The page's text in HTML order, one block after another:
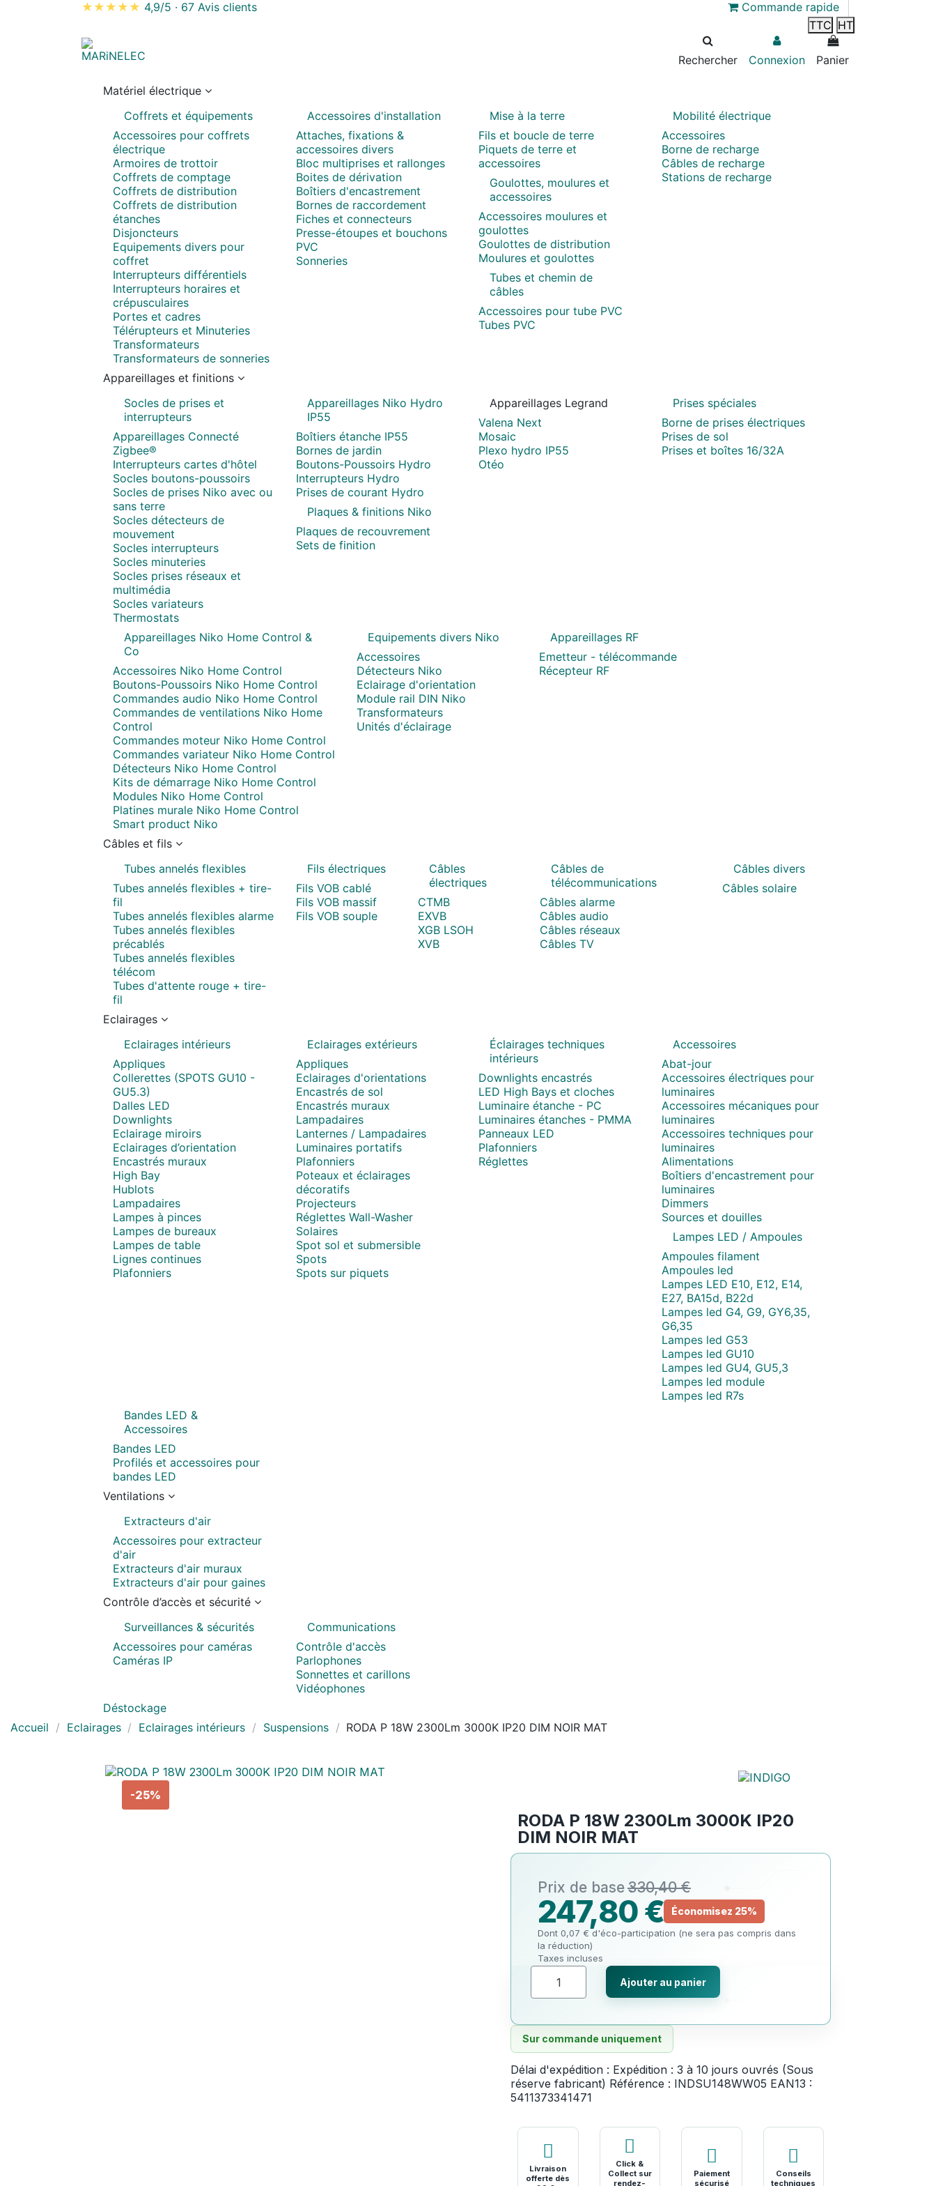
★★★★★ 4,9/5 · 67 Avis clients
Commande rapide
TTC HT
Rechercher Connexion Panier
Matériel électrique
Coffrets et équipements
Accessoires pour coffrets
électrique
Armoires de trottoir
Coffrets de comptage
Coffrets de distribution
Coffrets de distribution
étanches
Disjoncteurs
Equipements divers pour
coffret
Interrupteurs différentiels
Interrupteurs horaires et
crépusculaires
Portes et cadres
Télérupteurs et Minuteries
Transformateurs
Transformateurs de sonneries
Accessoires d'installation
Attaches, fixations &
accessoires divers
Bloc multiprises et rallonges
Boites de dérivation
Boîtiers d'encastrement
Bornes de raccordement
Fiches et connecteurs
Presse-étoupes et bouchons
PVC
Sonneries
Mise à la terre
Fils et boucle de terre
Piquets de terre et
accessoires
Goulottes, moulures et
accessoires
Accessoires moulures et
goulottes
Goulottes de distribution
Moulures et goulottes
Tubes et chemin de
câbles
Accessoires pour tube PVC
Tubes PVC
Mobilité électrique
Accessoires
Borne de recharge
Câbles de recharge
Stations de recharge
Appareillages et finitions
Socles de prises et
interrupteurs
Appareillages Connecté
Zigbee®
Interrupteurs cartes d'hôtel
Socles boutons-poussoirs
Socles de prises Niko avec ou
sans terre
Socles détecteurs de
mouvement
Socles interrupteurs
Socles minuteries
Socles prises réseaux et
multimédia
Socles variateurs
Thermostats
Appareillages Niko Hydro
IP55
Boîtiers étanche IP55
Bornes de jardin
Boutons-Poussoirs Hydro
Interrupteurs Hydro
Prises de courant Hydro
Plaques & finitions Niko
Plaques de recouvrement
Sets de finition
Appareillages Legrand
Valena Next
Mosaic
Plexo hydro IP55
Otéo
Prises spéciales
Borne de prises électriques
Prises de sol
Prises et boîtes 16/32A
Appareillages Niko Home Control &
Co
Accessoires Niko Home Control
Boutons-Poussoirs Niko Home Control
Commandes audio Niko Home Control
Commandes de ventilations Niko Home
Control
Commandes moteur Niko Home Control
Commandes variateur Niko Home Control
Détecteurs Niko Home Control
Kits de démarrage Niko Home Control
Modules Niko Home Control
Platines murale Niko Home Control
Smart product Niko
Equipements divers Niko
Accessoires
Détecteurs Niko
Eclairage d'orientation
Module rail DIN Niko
Transformateurs
Unités d'éclairage
Appareillages RF
Emetteur - télécommande
Récepteur RF
Câbles et fils
Tubes annelés flexibles
Tubes annelés flexibles + tire-
fil
Tubes annelés flexibles alarme
Tubes annelés flexibles
précablés
Tubes annelés flexibles
télécom
Tubes d'attente rouge + tire-
fil
Fils électriques
Fils VOB cablé
Fils VOB massif
Fils VOB souple
Câbles
électriques
CTMB
EXVB
XGB LSOH
XVB
Câbles de
télécommunications
Câbles alarme
Câbles audio
Câbles réseaux
Câbles TV
Câbles divers
Câbles solaire
Eclairages
Eclairages intérieurs
Appliques
Collerettes (SPOTS GU10 -
GU5.3)
Dalles LED
Downlights
Eclairage miroirs
Eclairages d’orientation
Encastrés muraux
High Bay
Hublots
Lampadaires
Lampes à pinces
Lampes de bureaux
Lampes de table
Lignes continues
Plafonniers
Eclairages extérieurs
Appliques
Eclairages d'orientations
Encastrés de sol
Encastrés muraux
Lampadaires
Lanternes / Lampadaires
Luminaires portatifs
Plafonniers
Poteaux et éclairages
décoratifs
Projecteurs
Réglettes Wall-Washer
Solaires
Spot sol et submersible
Spots
Spots sur piquets
Éclairages techniques
intérieurs
Downlights encastrés
LED High Bays et cloches
Luminaire étanche - PC
Luminaires étanches - PMMA
Panneaux LED
Plafonniers
Réglettes
Accessoires
Abat-jour
Accessoires électriques pour
luminaires
Accessoires mécaniques pour
luminaires
Accessoires techniques pour
luminaires
Alimentations
Boîtiers d'encastrement pour
luminaires
Dimmers
Sources et douilles
Lampes LED / Ampoules
Ampoules filament
Ampoules led
Lampes LED E10, E12, E14,
E27, BA15d, B22d
Lampes led G4, G9, GY6,35,
G6,35
Lampes led G53
Lampes led GU10
Lampes led GU4, GU5,3
Lampes led module
Lampes led R7s
Bandes LED &
Accessoires
Bandes LED
Profilés et accessoires pour
bandes LED
Ventilations
Extracteurs d'air
Accessoires pour extracteur
d'air
Extracteurs d'air muraux
Extracteurs d'air pour gaines
Contrôle d’accès et sécurité
Surveillances & sécurités
Accessoires pour caméras
Caméras IP
Communications
Contrôle d'accès
Parlophones
Sonnettes et carillons
Vidéophones
Déstockage
Accueil
Eclairages Eclairages intérieurs Suspensions RODA P 18W 2300Lm 3000K IP20 DIM NOIR MAT
-25%
RODA P 18W 2300Lm 3000K IP20
DIM NOIR MAT
330,40 €
247,80 € Économisez 25%
Dont 0,07 € d'éco-participation (ne sera pas compris dans
la réduction)
Taxes incluses
Ajouter au panier
Sur commande uniquement
Délai d'expédition : Expédition : 3 à 10 jours ouvrés (Sous
réserve fabricant) Référence : INDSU148WW05 EAN13 :
5411373341471
Livraison
offerte dès
Click &
Collect sur
rendez-
Paiement
sécurisé
Conseils
techniques